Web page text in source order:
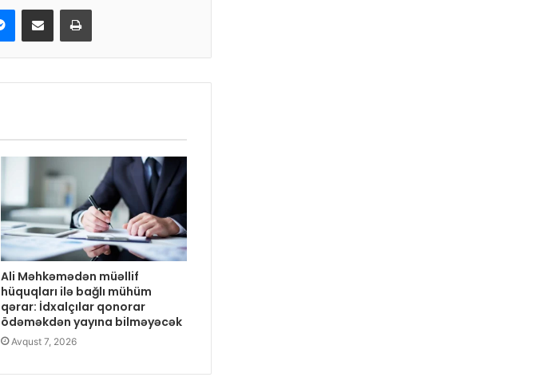
Ali Məhkəmədən müəllif
hüquqları ilə bağlı mühüm
qərar: İdxalçılar qonorar
ödəməkdən yayına bilməyəcək
Avqust 7, 2026